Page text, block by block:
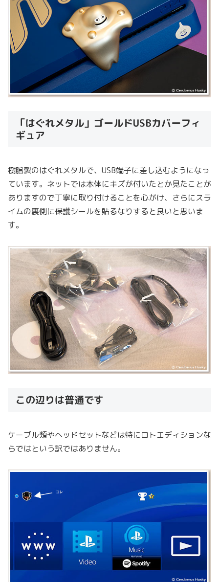
「はぐれメタル」ゴールドUSBカバーフィ
ギュア
樹脂製のはぐれメタルで、USB端子に差し込むようになっ
ています。ネットでは本体にキズが付いたとか見たことが
ありますので丁寧に取り付けることを心がけ、さらにスラ
イムの裏側に保護シールを貼るなりすると良いと思いま
す。
この辺りは普通です
ケーブル類やヘッドセットなどは特にロトエディションな
らではという訳ではありません。